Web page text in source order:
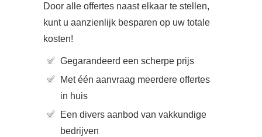
Door alle offertes naast elkaar te stellen,
kunt u aanzienlijk besparen op uw totale
kosten!
Gegarandeerd een scherpe prijs
Met één aanvraag meerdere offertes
in huis
Een divers aanbod van vakkundige
bedrijven